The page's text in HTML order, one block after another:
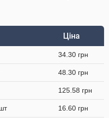
Ціна
34.30 грн
48.30 грн
125.58 грн
16.60 грн